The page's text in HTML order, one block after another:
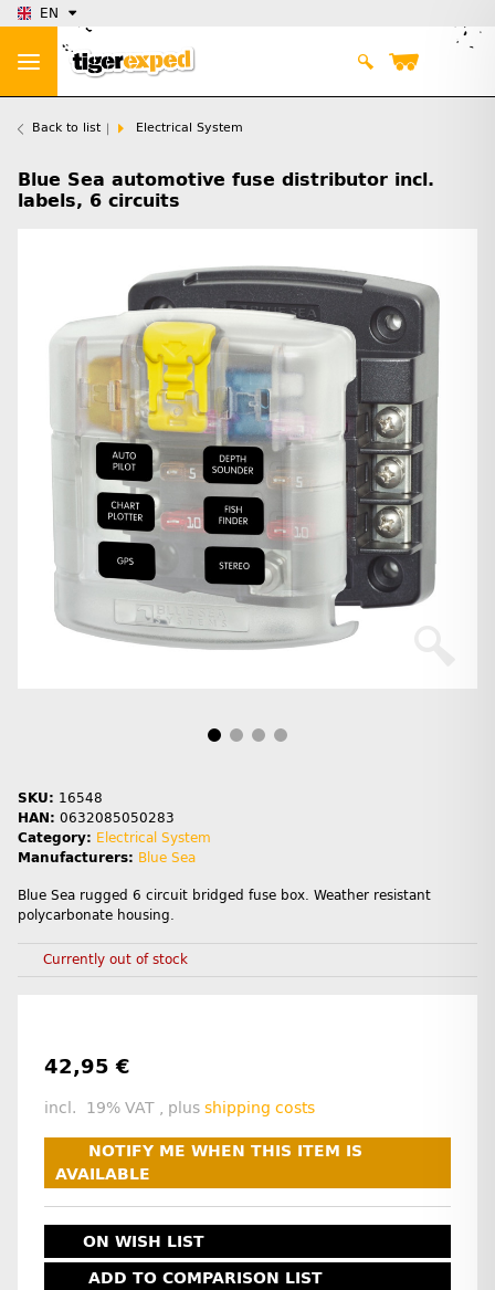
EN
Back to list Electrical System
Blue Sea automotive fuse distributor incl.
labels, 6 circuits
SKU: 16548
HAN: 0632085050283
Category: Electrical System
Manufacturers: Blue Sea
Blue Sea rugged 6 circuit bridged fuse box. Weather resistant
polycarbonate housing.
Currently out of stock
42,95 €
incl. 19% VAT , plus shipping costs
NOTIFY ME WHEN THIS ITEM IS
AVAILABLE
ON WISH LIST
ADD TO COMPARISON LIST